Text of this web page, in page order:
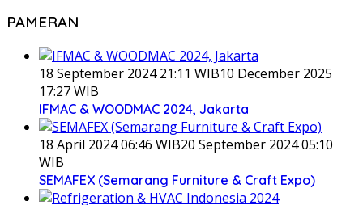
PAMERAN
18 September 2024 21:11 WIB10 December 2025
17:27 WIB
IFMAC & WOODMAC 2024, Jakarta
18 April 2024 06:46 WIB20 September 2024 05:10
WIB
SEMAFEX (Semarang Furniture & Craft Expo)